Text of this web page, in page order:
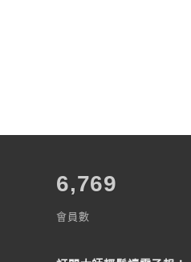
7,787
會員數